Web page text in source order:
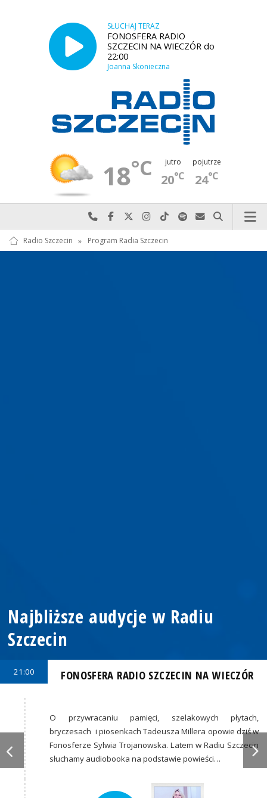
SŁUCHAJ TERAZ
FONOSFERA RADIO
SZCZECIN NA WIECZÓR do
22:00
Joanna Skonieczna
18°C jutro
20°C
pojutrze
24°C
Najlepiej po prostu do nas zadzwoń
Odwiedź nas na Facebook-u
Odwiedź nas na X
Odwiedź nas na Instagram-ie
Odwiedź nas na TikTok-u
Szukaj nas na Spotify
Wyślij do nas
Szukaj
Radio Szczecin » Program Radia Szczecin
Najbliższe audycje w Radiu
Szczecin
21:00 FONOSFERA RADIO SZCZECIN NA WIECZÓR
O przywracaniu pamięci, szelakowych płytach,
bryczesach i piosenkach Tadeusza Millera opowie dziś w
Fonosferze Sylwia Trojanowska. Latem w Radiu Szczecin
słuchamy audiobooka na podstawie powieści…